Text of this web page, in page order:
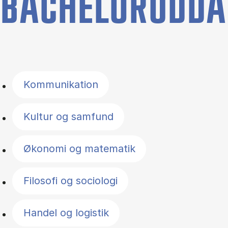
Kommunikation
Kultur og samfund
Økonomi og matematik
Filosofi og sociologi
Handel og logistik